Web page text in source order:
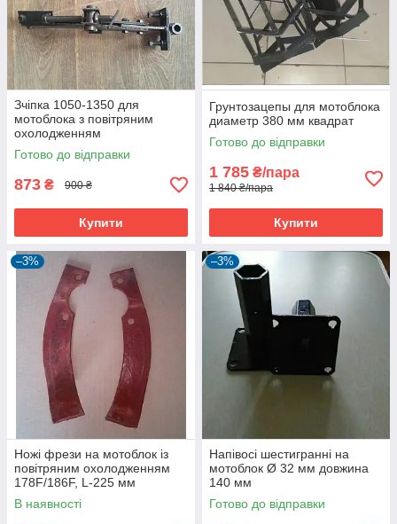
Зчіпка 1050-1350 для
мотоблока з повітряним
охолодженням
Готово до відправки
873 ₴ 900 ₴
Купити
Грунтозацепы для мотоблока
диаметр 380 мм квадрат
Готово до відправки
1 785 ₴/пара
1 840 ₴/пара
Купити
–3%
Ножі фрези на мотоблок із
повітряним охолодженням
178F/186F, L-225 мм
В наявності
–3%
Напівосі шестигранні на
мотоблок Ø 32 мм довжина
140 мм
Готово до відправки